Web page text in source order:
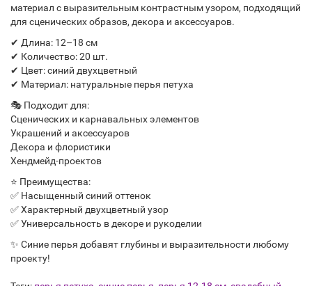
материал с выразительным контрастным узором, подходящий
для сценических образов, декора и аксессуаров.
✔ Длина: 12–18 см
✔ Количество: 20 шт.
✔ Цвет: синий двухцветный
✔ Материал: натуральные перья петуха
🎭 Подходит для:
Сценических и карнавальных элементов
Украшений и аксессуаров
Декора и флористики
Хендмейд-проектов
⭐ Преимущества:
✅ Насыщенный синий оттенок
✅ Характерный двухцветный узор
✅ Универсальность в декоре и рукоделии
✨ Синие перья добавят глубины и выразительности любому
проекту!